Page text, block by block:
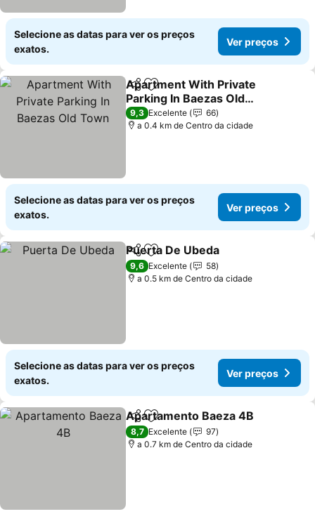
Selecione as datas para ver os preços
exatos.
Ver preços
PartilharAdicionar aos favoritos
Apartment With Private
Parking In Baezas Old
Town
9,3 Excelente
66
a 0.4 km de Centro da cidade
Selecione as datas para ver os preços
exatos.
Ver preços
PartilharAdicionar aos favoritos
Puerta De Ubeda
9,6 Excelente
58
a 0.5 km de Centro da cidade
Selecione as datas para ver os preços
exatos.
Ver preços
PartilharAdicionar aos favoritos
Apartamento Baeza 4B
8,7 Excelente
97
a 0.7 km de Centro da cidade